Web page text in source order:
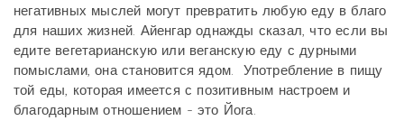
негативных мыслей могут превратить любую еду в благо
для наших жизней. Айенгар однажды сказал, что если вы
едите вегетарианскую или веганскую еду с дурными
помыслами, она становится ядом. Употребление в пищу
той еды, которая имеется с позитивным настроем и
благодарным отношением - это Йога.